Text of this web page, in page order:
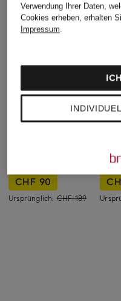
CHF 90
Ursprünglich: CHF 189
Verwendung Ihrer Daten,
Cookies erheben, erhalten
Impressum.